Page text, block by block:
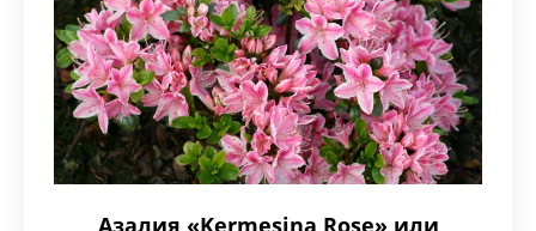
Азалия «Kermesina Rose» или